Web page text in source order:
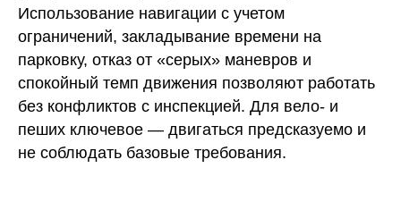
Использование навигации с учетом
ограничений, закладывание времени на
парковку, отказ от «серых» маневров и
спокойный темп движения позволяют работать
без конфликтов с инспекцией. Для вело- и
пеших ключевое — двигаться предсказуемо и
не соблюдать базовые требования.